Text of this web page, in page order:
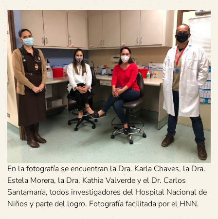
En la fotografía se encuentran la Dra. Karla Chaves, la Dra.
Estela Morera, la Dra. Kathia Valverde y el Dr. Carlos
Santamaría, todos investigadores del Hospital Nacional de
Niños y parte del logro. Fotografía facilitada por el HNN.